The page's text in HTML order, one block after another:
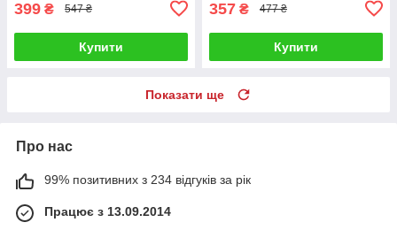
399 ₴ 547 ₴
Купити
357 ₴ 477 ₴
Купити
Показати ще
Про нас
99% позитивних з 234 відгуків за рік
Працює з 13.09.2014